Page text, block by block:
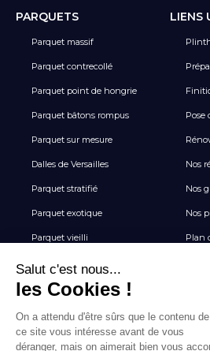
PARQUETS
Parquet massif
Parquet contrecollé
Parquet point de hongrie
Parquet bâtons rompus
Parquet sur mesure
Dalles de Versailles
Parquet stratifié
Parquet exotique
Parquet vieilli
Revêtement de sol vinyle
Terrasse
Tous les Carrelages
LIENS
Pose
Nos
Nos
Nos
Plan
NEWSLETTER
Inscrivez-vous pour recevoir nos